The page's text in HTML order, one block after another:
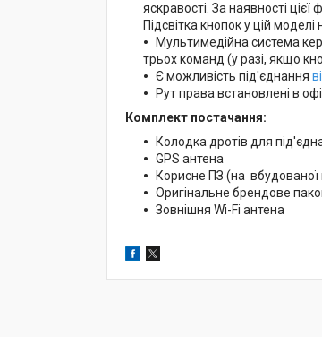
яскравості. За наявності
Підсвітка кнопок у цій моделі
Мультимедійна система
трьох команд (у разі, якщо
Є можливість під'єднання
Рут права встановлені в
Комплект постачання:
Колодка дротів для
GPS антена
Корисне ПЗ (на вбудованої
Оригінальне брендове
Зовнішня Wi-Fi антена